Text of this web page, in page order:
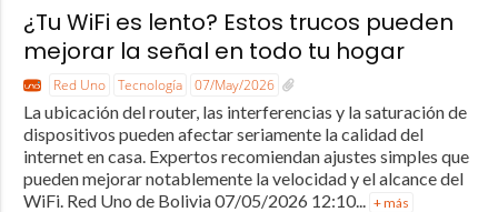
¿Tu WiFi es lento? Estos trucos pueden
mejorar la señal en todo tu hogar
Red Uno Tecnología 07/May/2026
La ubicación del router, las interferencias y la saturación de
dispositivos pueden afectar seriamente la calidad del
internet en casa. Expertos recomiendan ajustes simples que
pueden mejorar notablemente la velocidad y el alcance del
WiFi. Red Uno de Bolivia 07/05/2026 12:10... + más